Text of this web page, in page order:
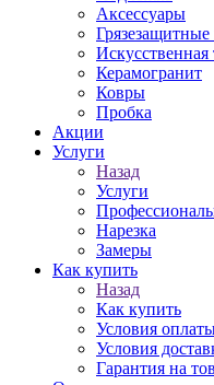
Аксессуары
Искусственная
Керамогранит
Ковры
Пробка
Акции
Услуги
Назад
Услуги
Нарезка
Замеры
Как купить
Назад
Как купить
Условия
Условия
Гарантия на